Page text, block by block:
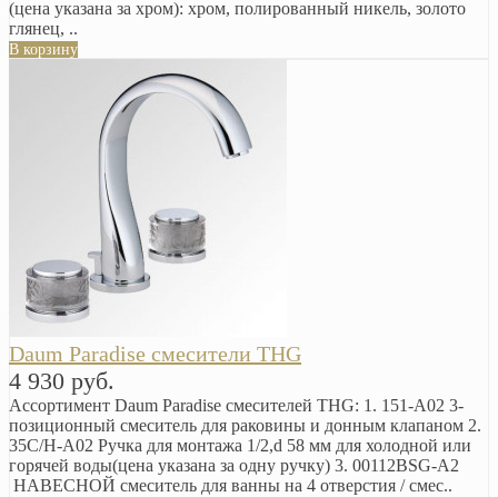
(цена указана за хром): хром, полированный никель, золото
глянец, ..
В корзину
Daum Paradise смесители THG
4 930 руб.
Ассортимент Daum Paradise смесителей THG: 1. 151-A02 3-
позиционный смеситель для раковины и донным клапаном 2.
35C/H-A02 Ручка для монтажа 1/2,d 58 мм для холодной или
горячей воды(цена указана за одну ручку) 3. 00112BSG-A2
НАВЕСНОЙ смеситель для ванны на 4 отверстия / смес..